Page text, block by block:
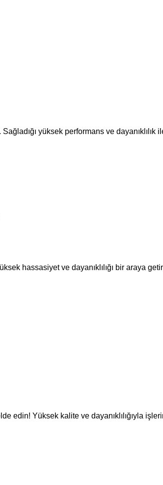
yüksek performans ve dayanıklılık
hassasiyet ve dayanıklılığı bir araya
edin! Yüksek kalite ve dayanıklılığıyla